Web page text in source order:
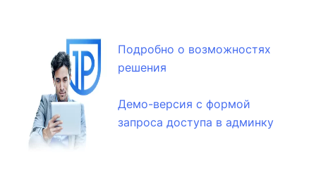
Подробно о возможностях
решения
Демо-версия с формой
запроса доступа в админку